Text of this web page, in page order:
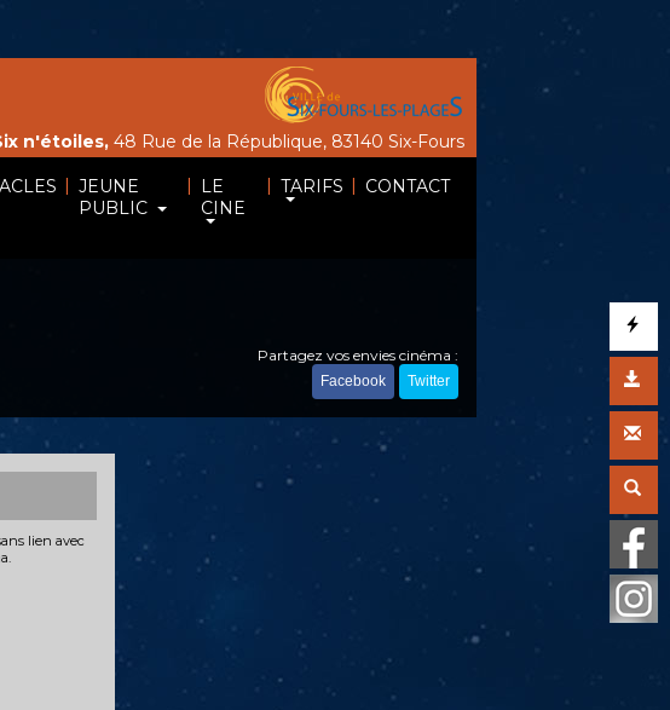
| JEUNE
PUBLIC
| LE
CINE
| TARIFS | CONTACT
n'étoiles, 48 Rue de la République, 83140 Six-Fours
Partagez vos envies cinéma :
Facebook Twitter
lien avec